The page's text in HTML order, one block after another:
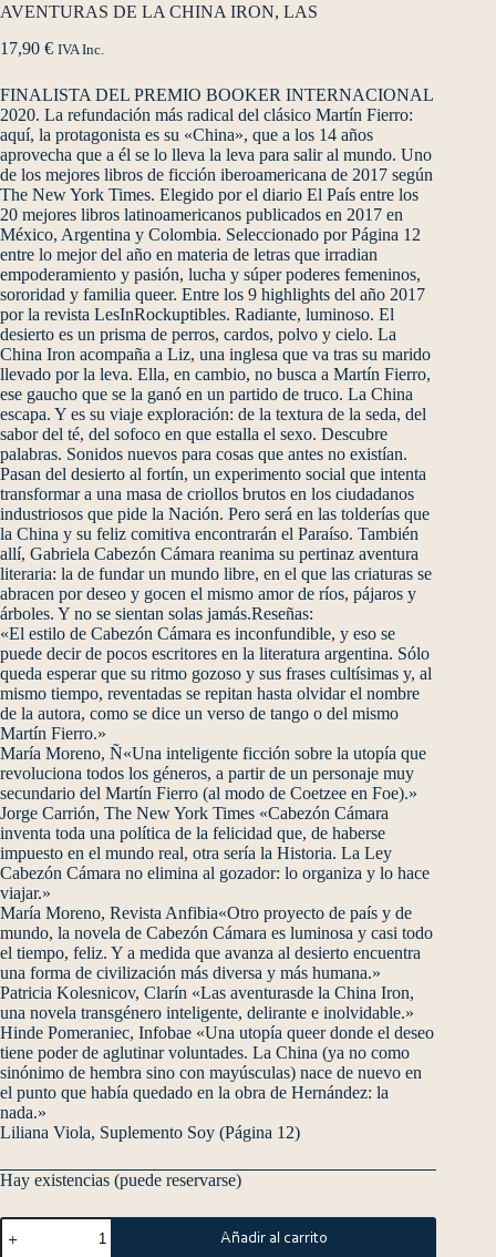
AVENTURAS DE LA CHINA IRON, LAS
17,90 € IVA Inc.
FINALISTA DEL PREMIO BOOKER INTERNACIONAL
2020. La refundación más radical del clásico Martín Fierro:
aquí, la protagonista es su «China», que a los 14 años
aprovecha que a él se lo lleva la leva para salir al mundo. Uno
de los mejores libros de ficción iberoamericana de 2017 según
The New York Times. Elegido por el diario El País entre los
20 mejores libros latinoamericanos publicados en 2017 en
México, Argentina y Colombia. Seleccionado por Página 12
entre lo mejor del año en materia de letras que irradian
empoderamiento y pasión, lucha y súper poderes femeninos,
sororidad y familia queer. Entre los 9 highlights del año 2017
por la revista LesInRockuptibles. Radiante, luminoso. El
desierto es un prisma de perros, cardos, polvo y cielo. La
China Iron acompaña a Liz, una inglesa que va tras su marido
llevado por la leva. Ella, en cambio, no busca a Martín Fierro,
ese gaucho que se la ganó en un partido de truco. La China
escapa. Y es su viaje exploración: de la textura de la seda, del
sabor del té, del sofoco en que estalla el sexo. Descubre
palabras. Sonidos nuevos para cosas que antes no existían.
Pasan del desierto al fortín, un experimento social que intenta
transformar a una masa de criollos brutos en los ciudadanos
industriosos que pide la Nación. Pero será en las tolderías que
la China y su feliz comitiva encontrarán el Paraíso. También
allí, Gabriela Cabezón Cámara reanima su pertinaz aventura
literaria: la de fundar un mundo libre, en el que las criaturas se
abracen por deseo y gocen el mismo amor de ríos, pájaros y
árboles. Y no se sientan solas jamás.Reseñas:
«El estilo de Cabezón Cámara es inconfundible, y eso se
puede decir de pocos escritores en la literatura argentina. Sólo
queda esperar que su ritmo gozoso y sus frases cultísimas y, al
mismo tiempo, reventadas se repitan hasta olvidar el nombre
de la autora, como se dice un verso de tango o del mismo
Martín Fierro.»
María Moreno, Ñ«Una inteligente ficción sobre la utopía que
revoluciona todos los géneros, a partir de un personaje muy
secundario del Martín Fierro (al modo de Coetzee en Foe).»
Jorge Carrión, The New York Times «Cabezón Cámara
inventa toda una política de la felicidad que, de haberse
impuesto en el mundo real, otra sería la Historia. La Ley
Cabezón Cámara no elimina al gozador: lo organiza y lo hace
viajar.»
María Moreno, Revista Anfibia«Otro proyecto de país y de
mundo, la novela de Cabezón Cámara es luminosa y casi todo
el tiempo, feliz. Y a medida que avanza al desierto encuentra
una forma de civilización más diversa y más humana.»
Patricia Kolesnicov, Clarín «Las aventurasde la China Iron,
una novela transgénero inteligente, delirante e inolvidable.»
Hinde Pomeraniec, Infobae «Una utopía queer donde el deseo
tiene poder de aglutinar voluntades. La China (ya no como
sinónimo de hembra sino con mayúsculas) nace de nuevo en
el punto que había quedado en la obra de Hernández: la
nada.»
Liliana Viola, Suplemento Soy (Página 12)
Hay existencias (puede reservarse)
Añadir al carrito